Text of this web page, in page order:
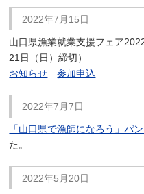
2022年7月15日
山口県漁業就業支援フェア
21日（日）締切）
お知らせ
参加申込
2022年7月7日
「山口県で漁師になろう」パ
た。
2022年5月20日